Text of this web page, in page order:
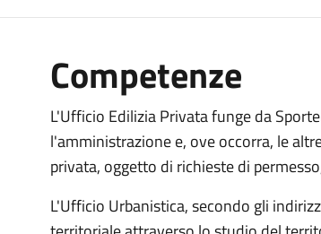
Competenze
L'Ufficio Edilizia Privata funge da
l'amministrazione e, ove occorra, le
privata, oggetto di richieste di
L'Ufficio Urbanistica, secondo gli